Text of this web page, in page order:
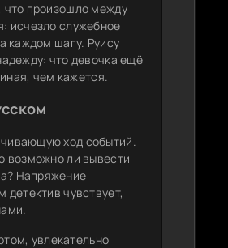
что произошло между
исчезло служебное
каждом шагу. Руису
что девочка ещё
чем кажется.
ход событий.
возможно ли вывести
Напряжение
чувствует,
увлекательно